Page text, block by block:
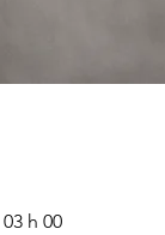
h 00